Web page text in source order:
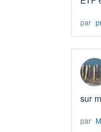
par
sur
par